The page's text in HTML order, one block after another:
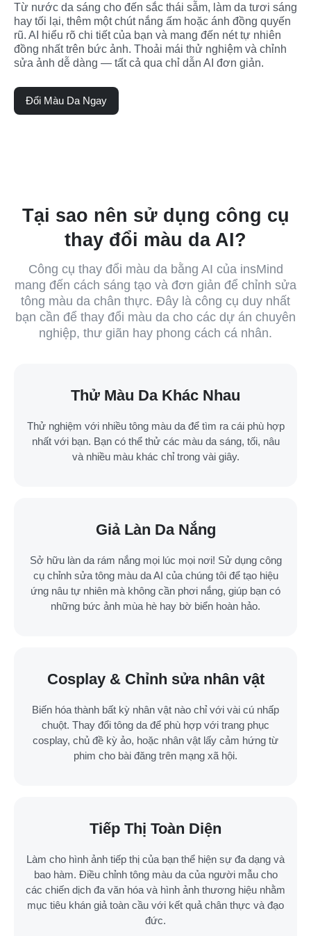
Từ nước da sáng cho đến sắc thái sẫm, làm da tươi sáng
hay tối lại, thêm một chút nắng ấm hoặc ánh đồng quyến
rũ. AI hiểu rõ chi tiết của bạn và mang đến nét tự nhiên
đồng nhất trên bức ảnh. Thoải mái thử nghiệm và chỉnh
sửa ảnh dễ dàng — tất cả qua chỉ dẫn AI đơn giản.
Đổi Màu Da Ngay
Tại sao nên sử dụng công cụ
thay đổi màu da AI?
Công cụ thay đổi màu da bằng AI của insMind
mang đến cách sáng tạo và đơn giản để chỉnh sửa
tông màu da chân thực. Đây là công cụ duy nhất
bạn cần để thay đổi màu da cho các dự án chuyên
nghiệp, thư giãn hay phong cách cá nhân.
Thử Màu Da Khác Nhau
Thử nghiệm với nhiều tông màu da để tìm ra cái phù hợp
nhất với bạn. Bạn có thể thử các màu da sáng, tối, nâu
và nhiều màu khác chỉ trong vài giây.
Giả Làn Da Nắng
Sở hữu làn da rám nắng mọi lúc mọi nơi! Sử dụng công
cụ chỉnh sửa tông màu da AI của chúng tôi để tạo hiệu
ứng nâu tự nhiên mà không cần phơi nắng, giúp bạn có
những bức ảnh mùa hè hay bờ biển hoàn hảo.
Cosplay & Chỉnh sửa nhân vật
Biến hóa thành bất kỳ nhân vật nào chỉ với vài cú nhấp
chuột. Thay đổi tông da để phù hợp với trang phục
cosplay, chủ đề kỳ ảo, hoặc nhân vật lấy cảm hứng từ
phim cho bài đăng trên mạng xã hội.
Tiếp Thị Toàn Diện
Làm cho hình ảnh tiếp thị của bạn thể hiện sự đa dạng và
bao hàm. Điều chỉnh tông màu da của người mẫu cho
các chiến dịch đa văn hóa và hình ảnh thương hiệu nhằm
mục tiêu khán giả toàn cầu với kết quả chân thực và đạo
đức.